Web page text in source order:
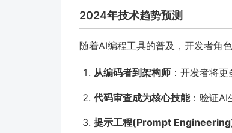
2024年技术趋势预测
随着AI编程工具的普及，开发者角
从编码者到架构师 ：开发者将
代码审查成为核心技能：验证AI
提示工程(Prompt